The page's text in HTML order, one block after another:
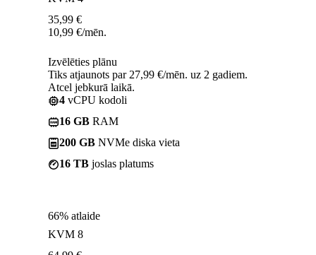
35,99 €
10,99 €/mēn.
Izvēlēties plānu
Tiks atjaunots par 27,99 €/mēn. uz 2 gadiem.
Atcel jebkurā laikā.
4 vCPU kodoli
16 GB RAM
200 GB NVMe diska vieta
16 TB joslas platums
66% atlaide
KVM 8